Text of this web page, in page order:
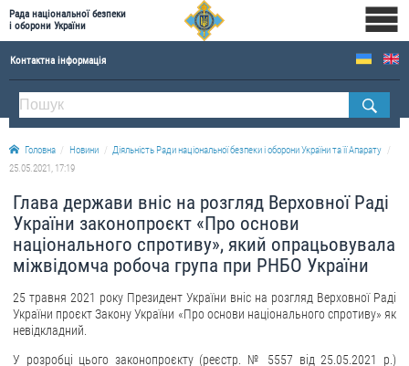
Рада національної безпеки
і оборони України
Контактна інформація
ПРО РНБОУ
Склад Ради національної безпеки і оборони України
Апарат Ради національної безпеки і оборони України
Історична довідка про діяльність Ради національної безпеки і оборони України
ОФІЦІЙНІ ДОКУМЕНТИ
Новини
Головна Новини
Діяльність Ради національної безпеки і оборони України та її Апарату
25.05.2021, 17:19
Глава держави вніс на розгляд Верховної Раді
України законопроєкт «Про основи
національного спротиву», який опрацьовувала
міжвідомча робоча група при РНБО України
25 травня 2021 року Президент України вніс на розгляд Верховної Раді
України проєкт Закону України «Про основи національного спротиву» як
невідкладний.
У розробці цього законопроєкту (реєстр. № 5557 від 25.05.2021 р.)